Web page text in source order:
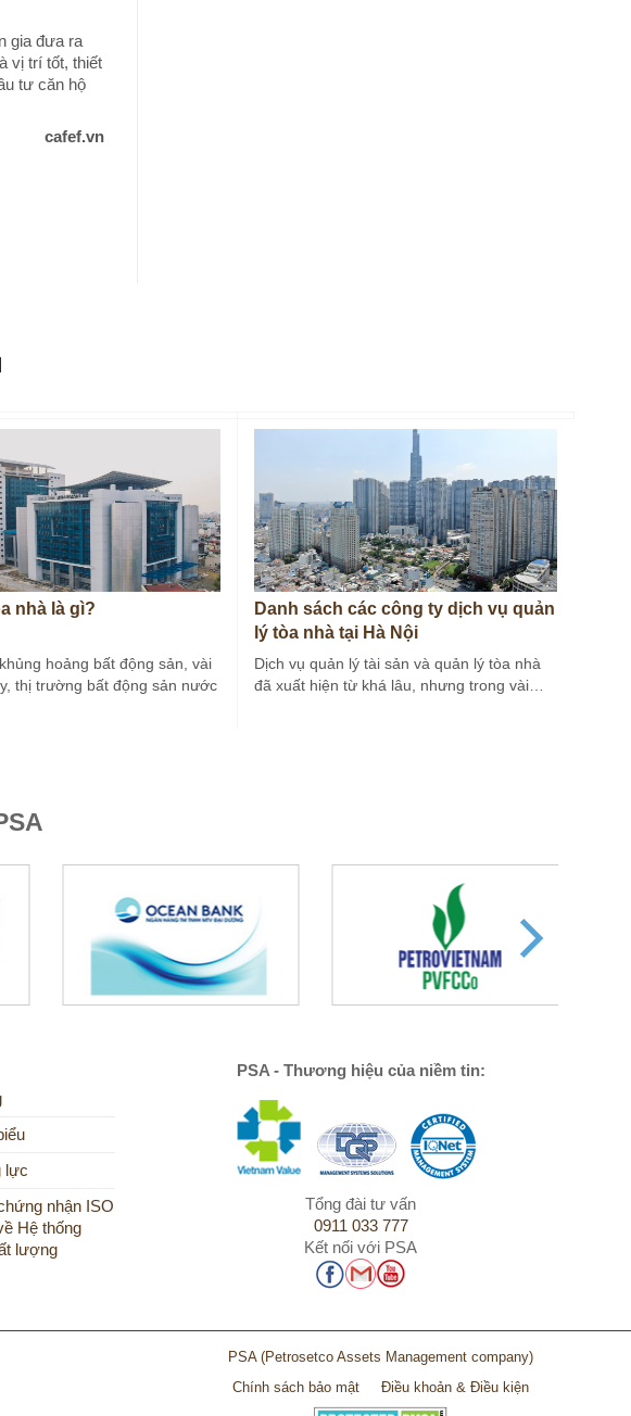
gia đưa ra
vị trí tốt, thiết
tư căn hộ
cafef.vn
nhà là gì?
hoảng bất động sản, vài
thị trường bất động sản nước
Danh sách các công ty dịch vụ quản
lý tòa nhà tại Hà Nội
Dịch vụ quản lý tài sản và quản lý tòa nhà
đã xuất hiện từ khá lâu, nhưng trong vài…
lực
nhận ISO
Hệ thống
lượng
PSA - Thương hiệu của niềm tin:
Tổng đài tư vấn
0911 033 777
Kết nối với PSA
PSA (Petrosetco Assets Management company)
Chính sách bảo mật
Điều khoản & Điều kiện